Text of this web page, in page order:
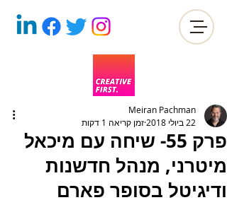
פרק 55- שיחה עם מיכאל
מיטרני, מנהל חדשנות
ודיגיטל בסופר פארם
Meiran Pachman
22 ביולי 2018
זמן קריאה 1 דקות